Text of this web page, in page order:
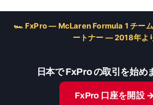
🏎 FxPro — McLaren Formula 1 チーム
ートナー — 2018年よ
日本で FxPro の取引を始め
FxPro 口座を開設